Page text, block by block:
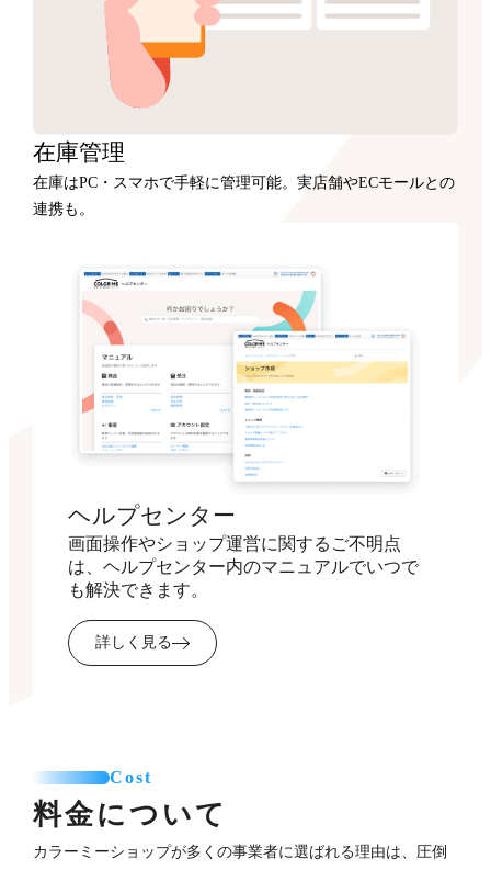
在庫管理
在庫はPC・スマホで手軽に管理可能。実店舗やECモールとの
連携も。
ヘルプセンター
画面操作やショップ運営に関するご不明点
は、ヘルプセンター内のマニュアルでいつで
も解決できます。
詳しく見る
Cost
料金について
カラーミーショップが多くの事業者に選ばれる理由は、圧倒